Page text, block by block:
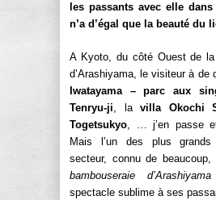
les passants avec elle
n’a d’égal que la beauté du
A Kyoto, du côté Ouest de
d’Arashiyama, le visiteur à de
Iwatayama – parc aux
Tenryu-ji, la villa Okochi
Togetsukyo, … j’en passe
Mais l’un des plus
secteur, connu de beaucoup,
bambouseraie d’Arashiyama
spectacle sublime à ses